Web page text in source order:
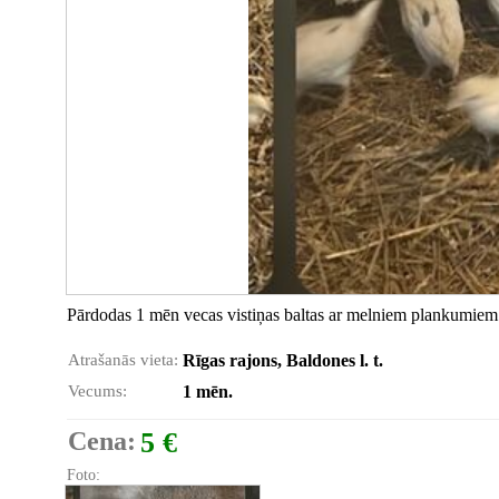
Pārdodas 1 mēn vecas vistiņas baltas ar melniem
Atrašanās vieta: Rīgas rajons, Baldones l. t.
Vecums: 1 mēn.
Cena: 5 €
Foto: